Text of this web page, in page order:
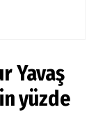
Yavaş
yüzde